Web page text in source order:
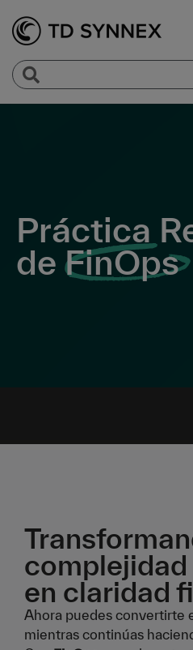
Práctica
de FinOps
complejidad
en claridad
Ahora puedes convertirte
mientras continúas